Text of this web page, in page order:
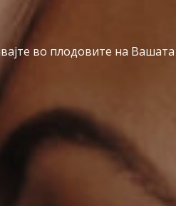
во плодовите на